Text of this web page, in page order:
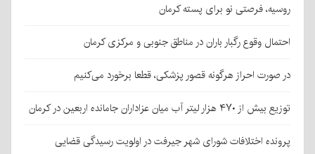
روسیه، فرصتی نو برای پسته کرمان
احتمال وقوع رگبار باران در مناطق جنوبی و مرکزی کرمان
در صورت احراز هرگونه قصور پزشکی، قطعا برخورد می‌کنیم
توزیع بیش از ۴۷۰ هزار لیتر آب میان عزاداران جامانده اربعین در کرمان
پرونده اختلافات شورای شهر جیرفت در اولویت رسیدگی قضایی